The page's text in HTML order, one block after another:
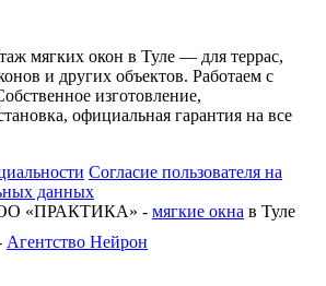
мягких окон в Туле — для террас,
и других объектов. Работаем с
изготовление,
официальная гарантия на все
Согласие пользователя на
данных
«ПРАКТИКА» - мягкие окна в Туле
Агентство Нейрон